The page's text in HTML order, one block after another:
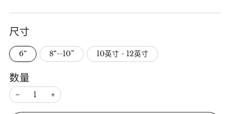
格
尺寸
6“ 8“--10” 10英寸 - 12英寸
数量
− +